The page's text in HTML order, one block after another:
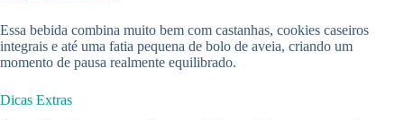
Essa bebida combina muito bem com castanhas, cookies caseiros
integrais e até uma fatia pequena de bolo de aveia, criando um
momento de pausa realmente equilibrado.
Dicas Extras